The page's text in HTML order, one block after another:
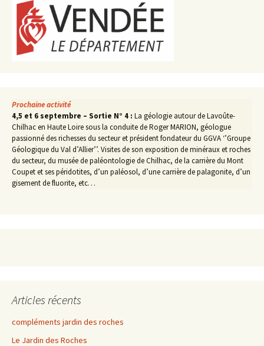
Prochaine activité
4,5 et 6 septembre – Sortie N° 4 : La géologie autour de Lavoûte-
Chilhac en Haute Loire sous la conduite de Roger MARION, géologue
passionné des richesses du secteur et président fondateur du GGVA ‘’Groupe
Géologique du Val d’Allier’’. Visites de son exposition de minéraux et roches
du secteur, du musée de paléontologie de Chilhac, de la carrière du Mont
Coupet et ses péridotites, d’un paléosol, d’une carrière de palagonite, d’un
gisement de fluorite, etc…
Articles récents
compléments jardin des roches
Le Jardin des Roches